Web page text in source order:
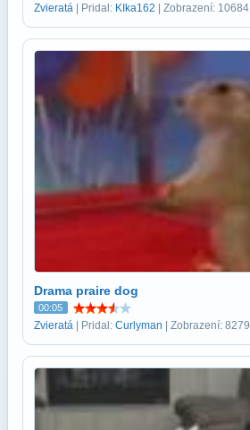
Zvieratá | Pridal: KIka162 | Zobrazení: 10684
Drama praire dog
00:05
Zvieratá | Pridal: Curlyman | Zobrazení: 8279